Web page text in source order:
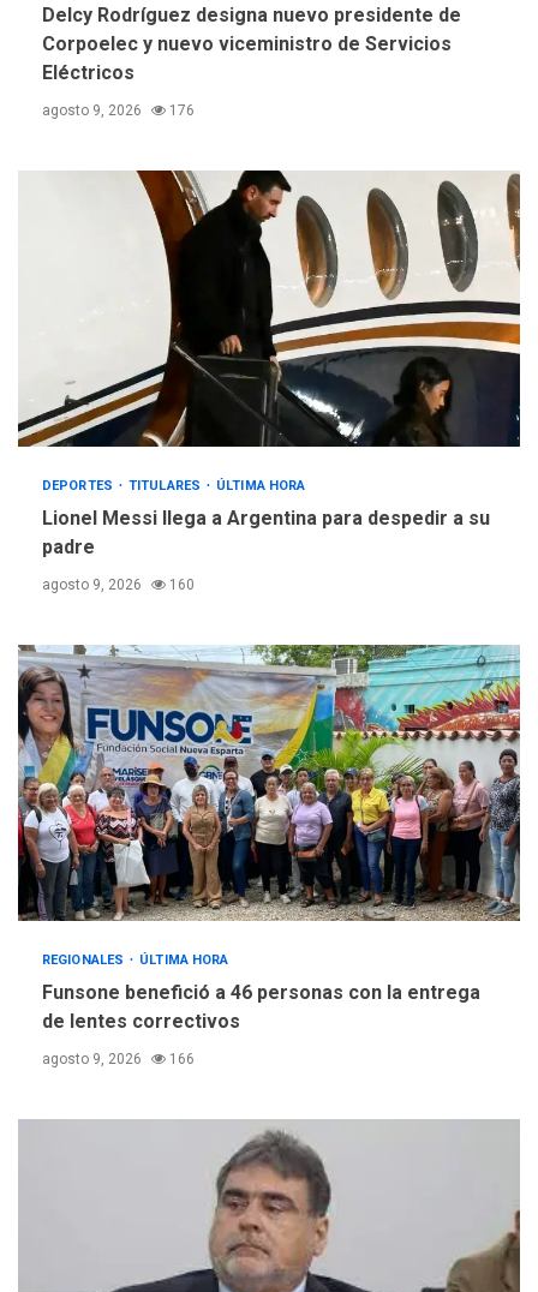
Delcy Rodríguez designa nuevo presidente de
Corpoelec y nuevo viceministro de Servicios
Eléctricos
agosto 9, 2026 176
DEPORTES TITULARES ÚLTIMA HORA
Lionel Messi llega a Argentina para despedir a su
padre
agosto 9, 2026 160
REGIONALES ÚLTIMA HORA
Funsone benefició a 46 personas con la entrega
de lentes correctivos
agosto 9, 2026 166